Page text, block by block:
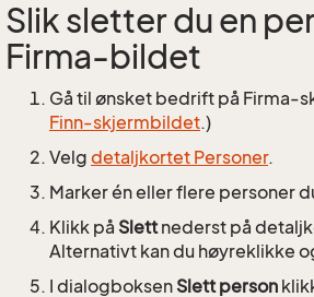
Slik sletter du en
Firma-bildet
Gå til ønsket bedrift på Firma-
Finn-skjermbildet.)
Velg detaljkortet Personer.
Marker én eller flere personer
Klikk på Slettnederst på
Alternativt kan du høyreklikke
I dialogboksen Slett person